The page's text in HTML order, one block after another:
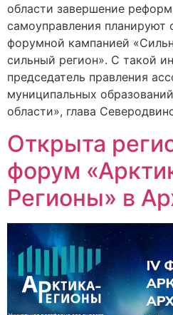
области завершение
самоуправления планируют
форумной кампанией
сильный регион». С такой
председатель правления
муниципальных
области», глава
Открыта
форум
Регионы» в